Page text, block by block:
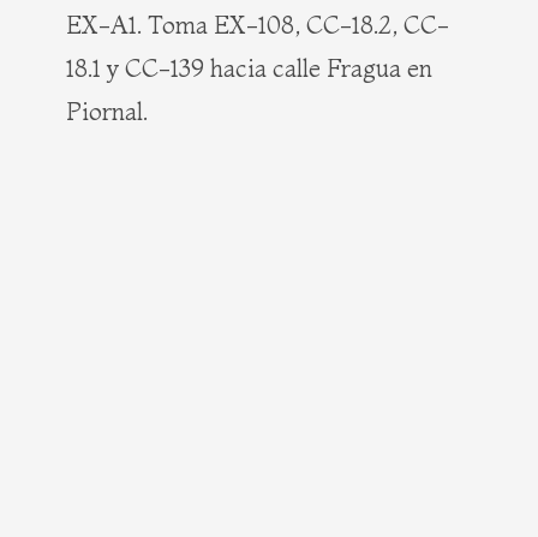
EX-A1. Toma EX-108, CC-18.2, CC-
18.1 y CC-139 hacia calle Fragua en
Piornal.